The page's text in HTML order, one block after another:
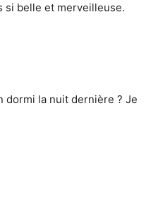
si belle et merveilleuse.
dormi la nuit dernière ? Je